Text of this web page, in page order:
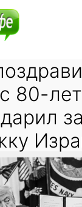
80-
за